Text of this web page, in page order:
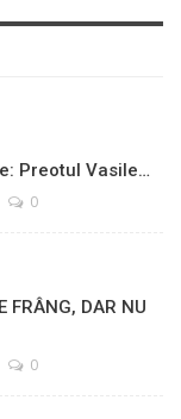
Preotul Vasile…
0
DAR NU
0